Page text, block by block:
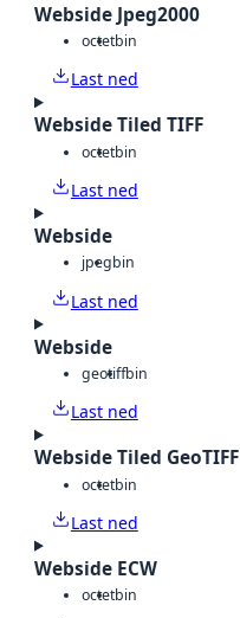
Webside Jpeg2000
octetbin
Last ned
Webside Tiled TIFF
octetbin
Last ned
Webside
jpegbin
Last ned
Webside
geotiffbin
Last ned
Webside Tiled GeoTIFF
octetbin
Last ned
Webside ECW
octetbin